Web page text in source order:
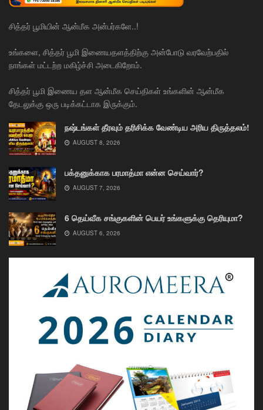
சித்தர் பூமியின் ஆன்மீக அன்பர்களே..!
உங்களை, சித்தர் பூமி இணையதளத்திற்கு அன்போடு வரவேற்பதில்
நாங்கள் மட்டற்ற மகிழ்ச்சி அடைகிறோம்.
சித்தர் பூமி இணைய தள ஆன்மீக செய்திகள் உங்களின் ஆன்மீக
தேடலுக்கு ஒரு படிக்கட்டாக இருக்கும்.
நஷ்டங்கள் தீரவும் தரிசிக்க வேண்டிய அரிய திருத்தலம்!
AUGUST 8, 2026
பக்தனுக்காக பரமாத்மா என்ன செய்வார்?
AUGUST 7, 2026
6 தெய்வீக சங்குகளின் பெயர் உங்களுக்கு தெரியுமா?
AUGUST 6, 2026